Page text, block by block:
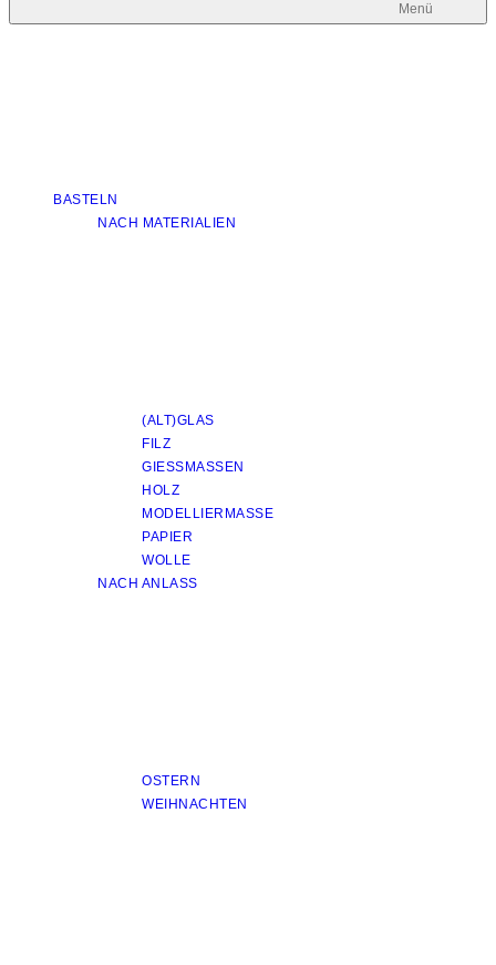
Menü
BASTELN
NACH MATERIALIEN
(ALT)GLAS
FILZ
GIESSMASSEN
HOLZ
MODELLIERMASSE
PAPIER
WOLLE
NACH ANLASS
OSTERN
WEIHNACHTEN